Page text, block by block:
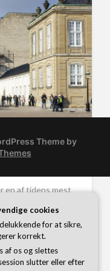
halskæder
en af tidens mest
grund! Det giver
Theme by
cookies
for at sikre,
korrekt.
af os og slettes
slutter eller efter